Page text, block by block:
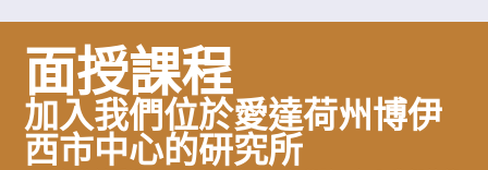
面授課程
加入我們位於愛達荷州博伊
西市中心的研究所